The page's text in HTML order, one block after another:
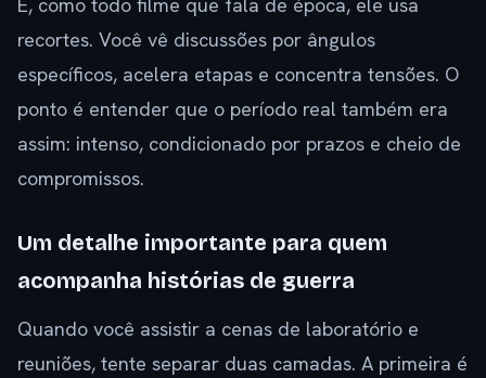
recortes. Você vê discussões por ângulos
específicos, acelera etapas e concentra tensões. O
ponto é entender que o período real também era
assim: intenso, condicionado por prazos e cheio de
compromissos.
Um detalhe importante para quem
acompanha histórias de guerra
Quando você assistir a cenas de laboratório e
reuniões, tente separar duas camadas. A primeira é